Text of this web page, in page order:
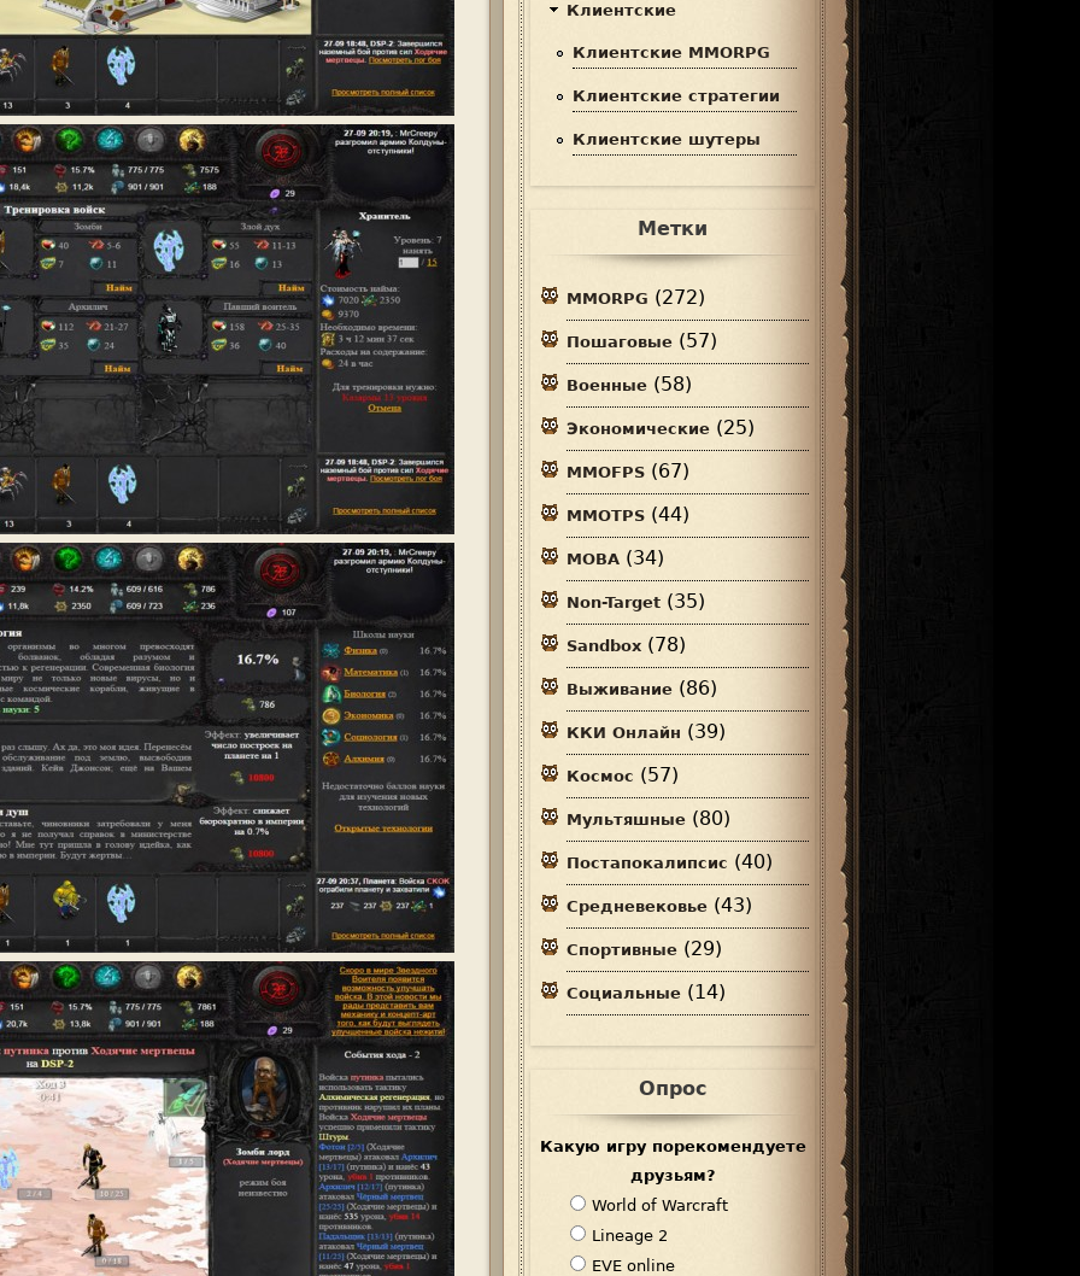
Клиентские
Клиентские MMORPG
Клиентские стратегии
Клиентские шутеры
Метки
MMORPG (272)
Пошаговые (57)
Военные (58)
Экономические (25)
MMOFPS (67)
MMOTPS (44)
MOBA (34)
Non-Target (35)
Sandbox (78)
Выживание (86)
ККИ Онлайн (39)
Космос (57)
Мультяшные (80)
Постапокалипсис (40)
Средневековье (43)
Спортивные (29)
Социальные (14)
Опрос
Какую игру порекомендуете
друзьям?
В
а
р
World of Warcraft
Lineage 2
EVE online